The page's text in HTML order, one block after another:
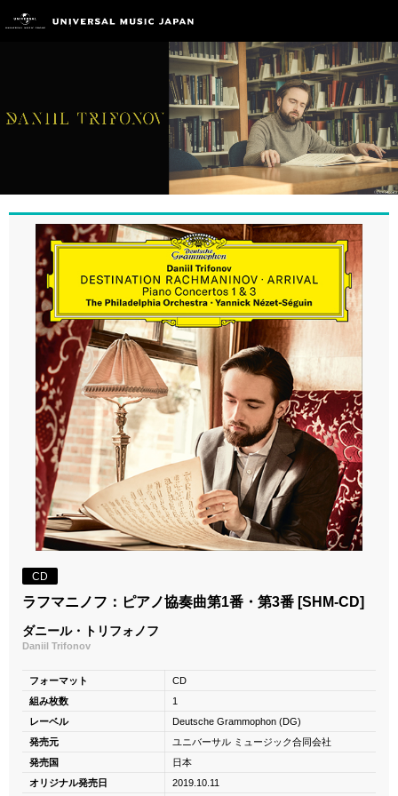
CD
ラフマニノフ：ピアノ協奏曲第1番・第3番 [SHM-CD]
ダニール・トリフォノフ
Daniil Trifonov
フォーマット
CD
組み枚数
1
レーベル
Deutsche Grammophon (DG)
発売元
ユニバーサル ミュージック合同会社
発売国
日本
オリジナル発売日
2019.10.11